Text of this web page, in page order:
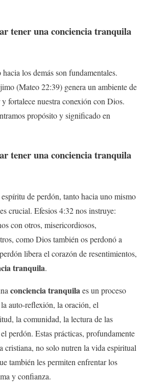
tener unaconciencia tranquila
los demás son fundamentales.
(Mateo 22:39) genera un ambiente de
fortalece nuestra conexión con Dios.
propósito y significado en
tener unaconciencia tranquila
de perdón, tanto hacia uno mismo
crucial. Efesios 4:32 nos instruye:
con otros, misericordiosos,
como Dios también os perdonó a
libera el corazón de resentimientos,
tranquila.
conciencia tranquilaes un proceso
auto-reflexión, la oración, el
la comunidad, la lectura de las
perdón. Estas prácticas, profundamente
cristiana, no solo nutren la vida espiritual
también les permiten enfrentar los
y confianza.